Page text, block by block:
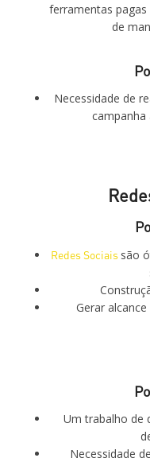
ferramentas
de
Necessidade de
campanha
Redes Sociais são
Gerar
Um trabalho de
Necessidade